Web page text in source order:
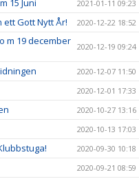
15 Juni 2021-01-11 09:23
ett Gott Nytt År! 2020-12-22 18:52
m 19 december 2020-12-19 09:24
2020-12-07 11:50
2020-12-01 17:33
2020-10-27 13:16
2020-10-13 17:03
2020-09-30 10:18
2020-09-21 08:59